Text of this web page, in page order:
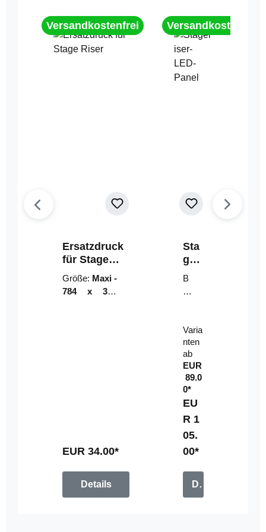
Versandkostenfrei
Ersatzdruck
für Stage
Riser
Größe: Maxi -
784 x 314
EUR 34.00*
Details
Versandkostenfrei
Sta
geri
ser-
LE
D-
el
B
un
mi
t
Fe
rn
be
di
en
u
n
g
Varia
nten
ab
EUR
89.0
0*
EU
R 1
05.
00*
Details